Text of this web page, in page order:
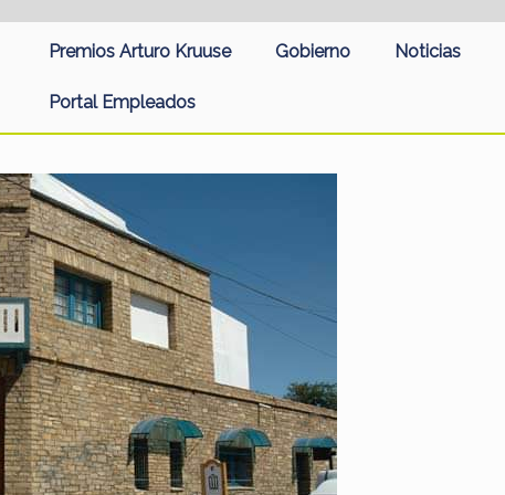
Premios Arturo Kruuse Gobierno Noticias
Portal Empleados